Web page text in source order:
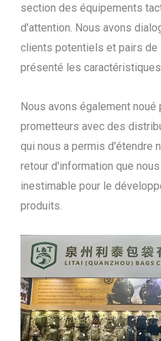
section des équipements
d'attention. Nous avons
clients potentiels et pairs de
présenté les
Nous avons également
prometteurs avec des
qui nous a permis d'étendre
retour d'information que
inestimable pour le
produits.